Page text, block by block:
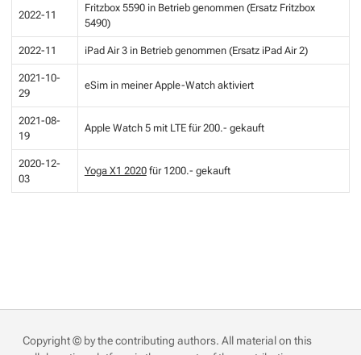
2022-11
Fritzbox 5590 in Betrieb genommen (Ersatz Fritzbox
5490)
2022-11 iPad Air 3 in Betrieb genommen (Ersatz iPad Air 2)
2021-10-
29
eSim in meiner Apple-Watch aktiviert
2021-08-
19
Apple Watch 5 mit LTE für 200.- gekauft
2020-12-
03
Yoga X1 2020für 1200.- gekauft
Copyright © by the contributing authors. All material on this